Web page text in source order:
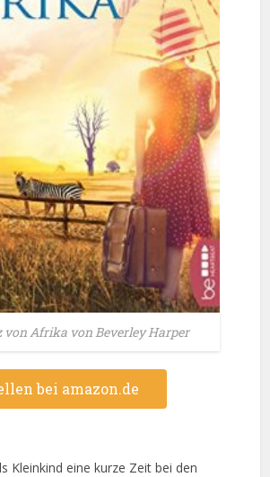
von Afrika von Beverley Harper
bei amazon.de
Kleinkind eine kurze Zeit bei den